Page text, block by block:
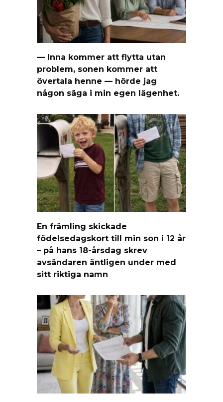
— Inna kommer att flytta utan
problem, sonen kommer att
övertala henne — hörde jag
någon säga i min egen lägenhet.
En främling skickade
födelsedagskort till min son i 12 år
– på hans 18-årsdag skrev
avsändaren äntligen under med
sitt riktiga namn